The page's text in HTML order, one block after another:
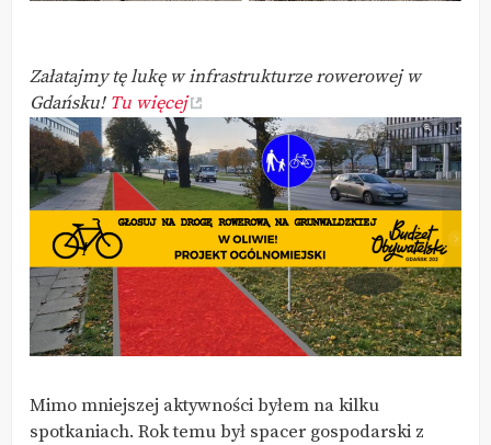
Załatajmy tę lukę w infrastrukturze rowerowej w
Gdańsku! Tu więcej
Mimo mniejszej aktywności byłem na kilku
spotkaniach. Rok temu był spacer gospodarski z